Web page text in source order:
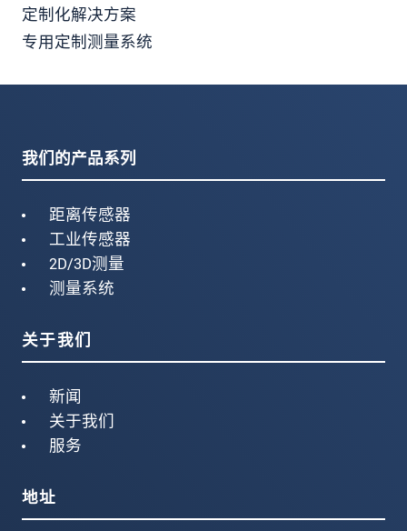
定制化解决方案
专用定制测量系统
我们的产品系列
距离传感器
工业传感器
2D/3D测量
测量系统
关于我们
新闻
关于我们
服务
地址